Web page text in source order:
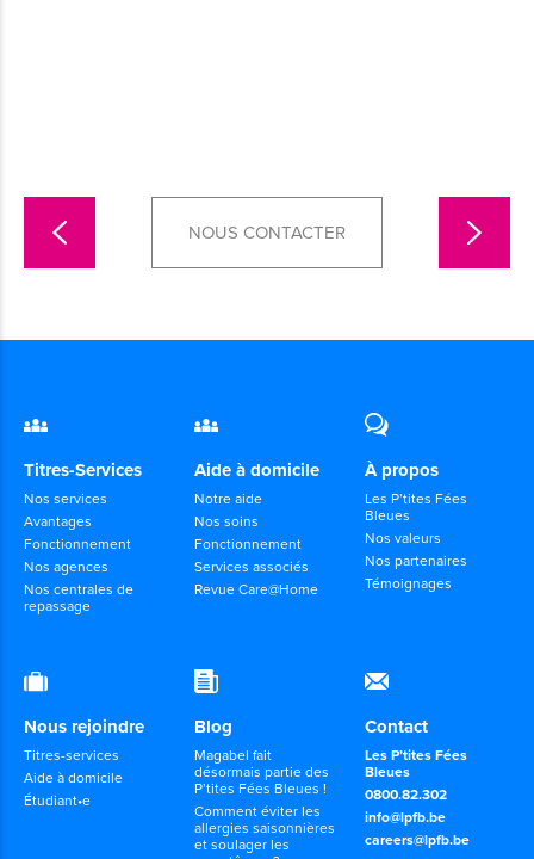
NOUS CONTACTER
Titres-Services
Nos services
Avantages
Fonctionnement
Nos agences
Nos centrales de
repassage
Aide à domicile
Notre aide
Nos soins
Fonctionnement
Services associés
Revue Care@Home
À propos
Les P’tites Fées
Bleues
Nos valeurs
Nos partenaires
Témoignages
Nous rejoindre
Titres-services
Aide à domicile
Étudiant•e
Blog
Magabel fait
désormais partie des
P’tites Fées Bleues !
Comment éviter les
allergies saisonnières
et soulager les
Contact
Les P’tites Fées
Bleues
0800.82.302
info@lpfb.be
careers@lpfb.be